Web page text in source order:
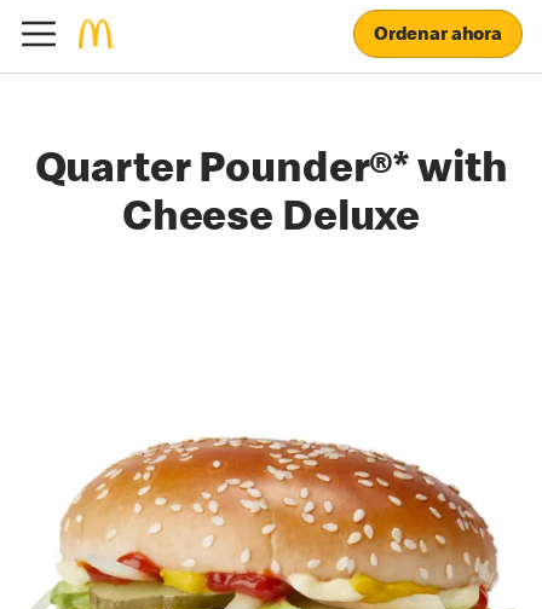
Ordenar ahora
Quarter Pounder®* with
Cheese Deluxe